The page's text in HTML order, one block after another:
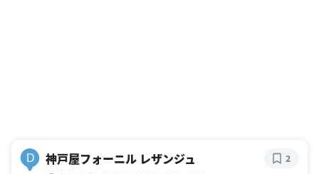
D 神戸屋フォーニル レザンジュ 2